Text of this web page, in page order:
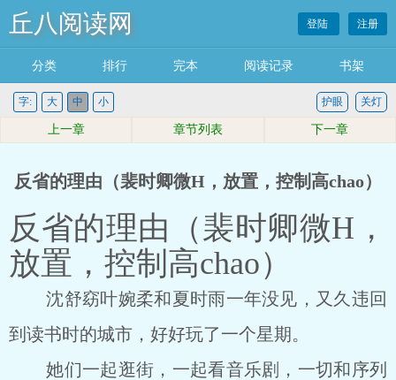
丘八阅读网 登陆 注册
分类 排行 完本 阅读记录 书架
字: 大 中 小 关灯
护眼
上一章 章节列表 下一章
反省的理由（裴时卿微H，放置，控制高chao）
反省的理由（裴时卿微H，
放置，控制高chao）
沈舒窈叶婉柔和夏时雨一年没见，又久违回
到读书时的城市，好好玩了一个星期。
她们一起逛街，一起看音乐剧，一切和序列